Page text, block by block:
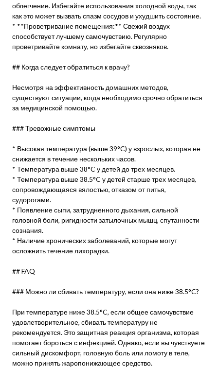
облегчение. Избегайте использования холодной воды, так
как это может вызвать спазм сосудов и ухудшить состояние.
* **Проветривание помещения:** Свежий воздух
способствует лучшему самочувствию. Регулярно
проветривайте комнату, но избегайте сквозняков.
## Когда следует обратиться к врачу?
Несмотря на эффективность домашних методов,
существуют ситуации, когда необходимо срочно обратиться
за медицинской помощью.
### Тревожные симптомы
* Высокая температура (выше 39°C) у взрослых, которая не
снижается в течение нескольких часов.
* Температура выше 38°C у детей до трех месяцев.
* Температура выше 38.5°C у детей старше трех месяцев,
сопровождающаяся вялостью, отказом от питья,
судорогами.
* Появление сыпи, затрудненного дыхания, сильной
головной боли, ригидности затылочных мышц, спутанности
сознания.
* Наличие хронических заболеваний, которые могут
осложнить течение лихорадки.
## FAQ
### Можно ли сбивать температуру, если она ниже 38.5°C?
При температуре ниже 38.5°C, если общее самочувствие
удовлетворительное, сбивать температуру не
рекомендуется. Это защитная реакция организма, которая
помогает бороться с инфекцией. Однако, если вы чувствуете
сильный дискомфорт, головную боль или ломоту в теле,
можно принять жаропонижающее средство.